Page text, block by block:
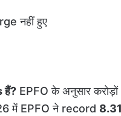
नहीं हुए
हैं? EPFO के अनुसार
में EPFO ने record